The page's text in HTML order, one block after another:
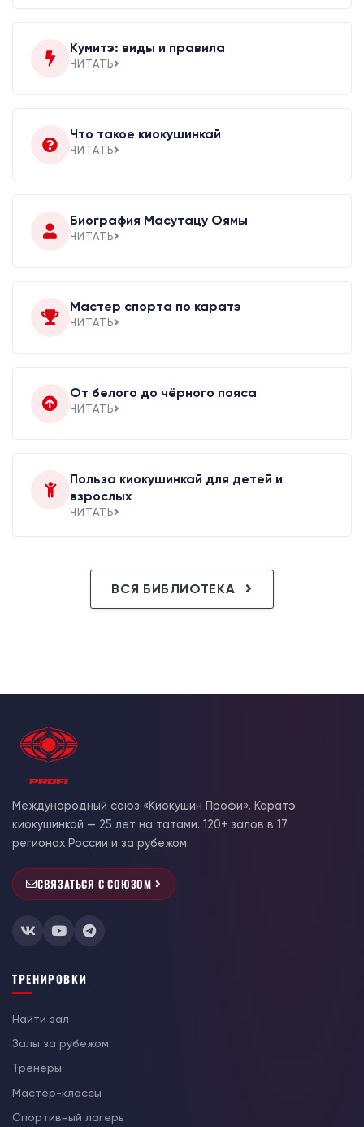
Кумитэ: виды и правила
ЧИТАТЬ
Что такое киокушинкай
ЧИТАТЬ
Биография Масутацу Оямы
ЧИТАТЬ
Мастер спорта по каратэ
ЧИТАТЬ
От белого до чёрного пояса
ЧИТАТЬ
Польза киокушинкай для детей и
взрослых
ЧИТАТЬ
ВСЯ БИБЛИОТЕКА
Международный союз «Киокушин Профи». Каратэ
киокушинкай — 25 лет на татами. 120+ залов в 17
регионах России и за рубежом.
СВЯЗАТЬСЯ С СОЮЗОМ
ТРЕНИРОВКИ
Найти зал
Залы за рубежом
Тренеры
Мастер-классы
Спортивный лагерь